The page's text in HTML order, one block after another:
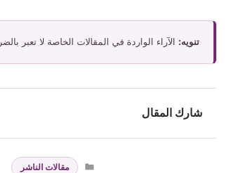
تنويه: الآراء الواردة في المقالات الخاصة لا تعبر
شارك المقال
التصنيفات
مقالات الناشر